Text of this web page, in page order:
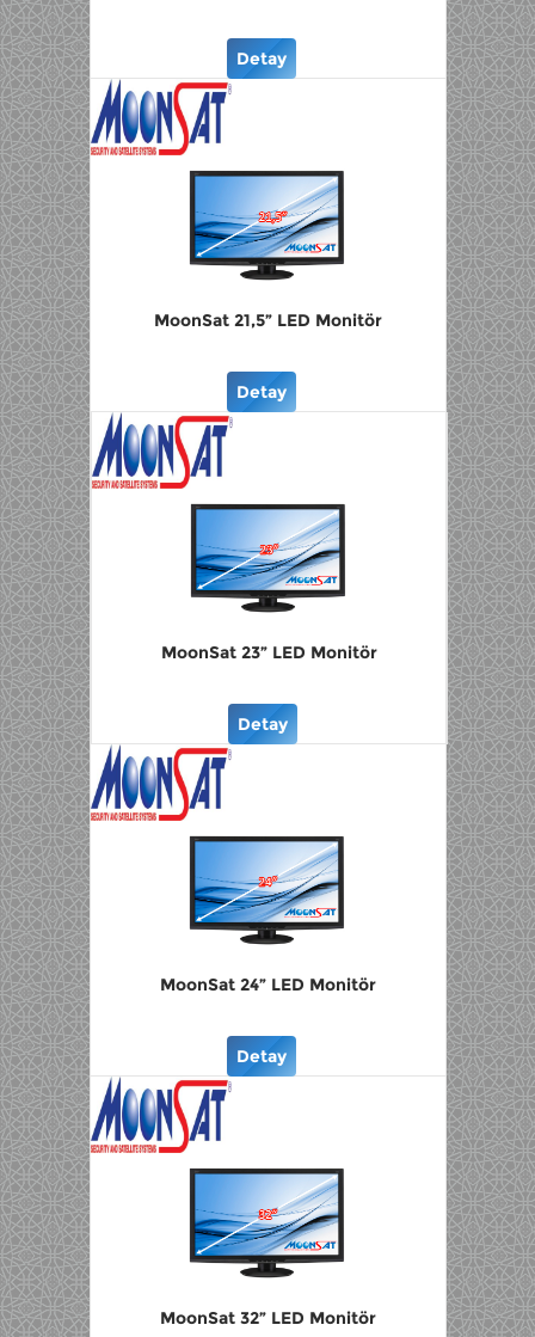
Detay
MoonSat 21,5” LED Monitör
Detay
MoonSat 23” LED Monitör
Detay
MoonSat 24” LED Monitör
Detay
MoonSat 32” LED Monitör